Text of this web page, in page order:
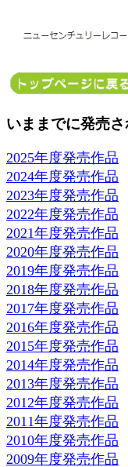
いままでに発売
2025年度発売作品
2024年度発売作品
2023年度発売作品
2022年度発売作品
2021年度発売作品
2020年度発売作品
2019年度発売作品
2018年度発売作品
2017年度発売作品
2016年度発売作品
2015年度発売作品
2014年度発売作品
2013年度発売作品
2012年度発売作品
2011年度発売作品
2010年度発売作品
2009年度発売作品